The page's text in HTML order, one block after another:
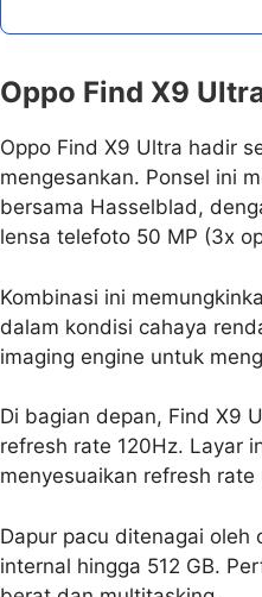
Oppo Find X9
Oppo Find X9 Ultra hadir
mengesankan. Ponsel ini
bersama Hasselblad,
lensa telefoto 50 MP (3x
Kombinasi ini
dalam kondisi cahaya
imaging engine untuk
Di bagian depan, Find X9
refresh rate 120Hz. Layar
menyesuaikan refresh
Dapur pacu ditenagai oleh
internal hingga 512 GB.